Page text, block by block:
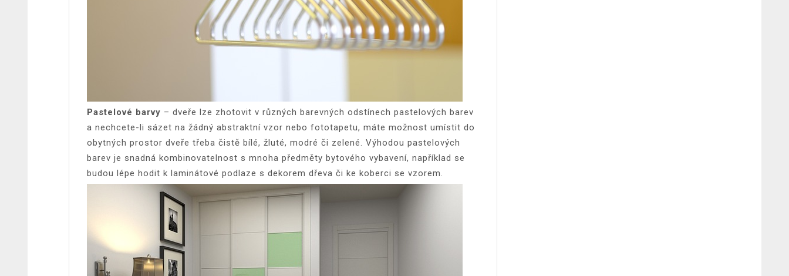
Pastelové barvy – dveře lze zhotovit v různých barevných odstínech pastelových barev
a nechcete-li sázet na žádný abstraktní vzor nebo fototapetu, máte možnost umístit do
obytných prostor dveře třeba čistě bílé, žluté, modré či zelené. Výhodou pastelových
barev je snadná kombinovatelnost s mnoha předměty bytového vybavení, například se
budou lépe hodit k laminátové podlaze s dekorem dřeva či ke koberci se vzorem.